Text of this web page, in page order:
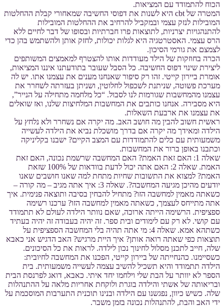
הכוח להתמודד עם המציאות.
המטרה של cbt היא לשנות את דפוסי החשיבה שמאחורי קבלת ההחלטות
המובילות לנזק עצמי ובמקביל להרחיב את ההחלטות המובילות
להתנהגויות יצרניות, לתוצאות פרו חברתיות ובסופו של דבר לחיים ללא
הרס עצמי. האסטרטגיה היא לגלות יכולות, לחזק אותן ולהשתמש בהן כדי
לצמצם את גורמי הסיכון.
הכרה בחוזקות של הילד מעודדות אותו להצטרף למאמצים המשותפים
ליצירת שינוי דפוס החשיבה. כל הסבל שעובר בתודעתנו איננו המציאות,
אומרת ביירון קייטי. זהו רק סיפור שאנחנו מענים את עצמנו אתו. יש לה
מערכת פשוטה, שניתנת לשכפול לחלוטין, ושניתן בעזרתה לשחרר את
עצמנו מהמחשבות שגורמות לנו לסבול. “כל מלחמה מתחילה על הנייר”,
היא מסבירה. אנחנו כותבים את המחשבות המלחיצות שלנו, ואז שואלים
את עצמנו את ארבעת השאלות.
ראשית חשוב להבין מה חושב האב. מה יקרה אם נשחרר ולא נלחץ על
הילדה ומאידך מה יקרה אם בדרך מושכלת נביא את הילדה לעשייה
משמעותית עם כלים להתמודדות עם המצב הקיים? ישבנו בקליניקה
וכתבנו באופן ברור את המחשבות.
שאלה 1: האם זאת האמת? האם המחשבה שרשמת נכונה, האם זאת
האמת. שאלה 2: האם אתה יכול לדעת בוודאות של 100% שזאת
האמת? למצוא את התשובות שחיות מתחת למה שאנו חושבים שאנו
יודעים מהיכן מגיעה המחשבה?. שאלה 3: איך אתה מגיב – מה קורה –
כשאתה מאמין למחשבה הזו? מתחיל להבחין בסיבה ותוצאה פנימית. איך
אתה מתייחס לעצמך, כשאתה מאמין למחשבה הזו? ערכנו רשימה
ספציפית. הרשימה הייתה ארוכה, שאם נוותר הילדה לעולם לא תתמודד
עם קושי. לא רק עם לימודים ובית ספר. זה יהיה בעבודה זה יהיה בעתיד
כשתהא אמא. שאלה 4: מי אתה תהיה בלי המחשבה הספציפית על
תוצאות כפי שאתה רואה אותן? איך היית מרגיש? האב הדגיש אני כאבא
שלה, חייב לתכנן מסלול לחינוך נכון לילדה. לראות את כל הסיכונים.
כשסיימנו. כהנחייתה של ביירון קייטי, הפכנו את המחשבה לחיובית:
הילדה תתמודד והיא תשכיל להשיב עצמה לעשייה משמעותית. בית
הספר לא יוותר על הבת שלי וילחמו יחד איתי. כאבא, דואג לפרנסת הבית
ובריאותה של אשתי והילדה בוגרת ולוקחת אחריות מלאה על ההתנהלות
שלה. כשיש כיוון, נפגשנו עם הילדה ובנינו תוכנית התערבות המוסכמת על
ידי האב והבת, להתנהלות נכונה בזמן משבר.